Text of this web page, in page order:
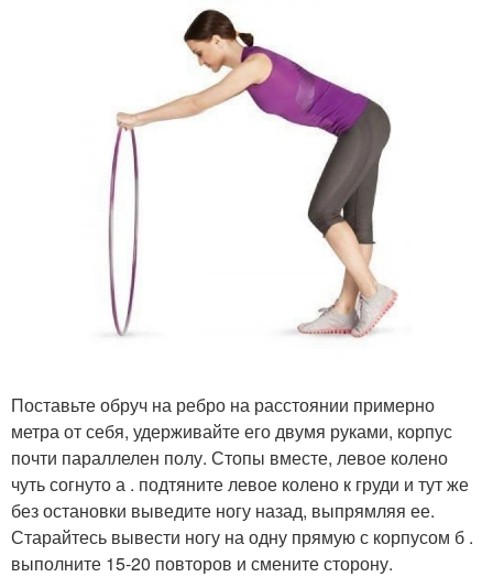
Поставьте обруч на ребро на расстоянии примерно
метра от себя, удерживайте его двумя руками, корпус
почти параллелен полу. Стопы вместе, левое колено
чуть согнуто а . подтяните левое колено к груди и тут же
без остановки выведите ногу назад, выпрямляя ее.
Старайтесь вывести ногу на одну прямую с корпусом б .
выполните 15-20 повторов и смените сторону.